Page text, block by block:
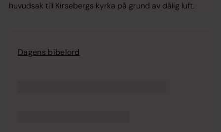
huvudsak till Kirsebergs kyrka på grund av dålig luft.
Dagens bibelord